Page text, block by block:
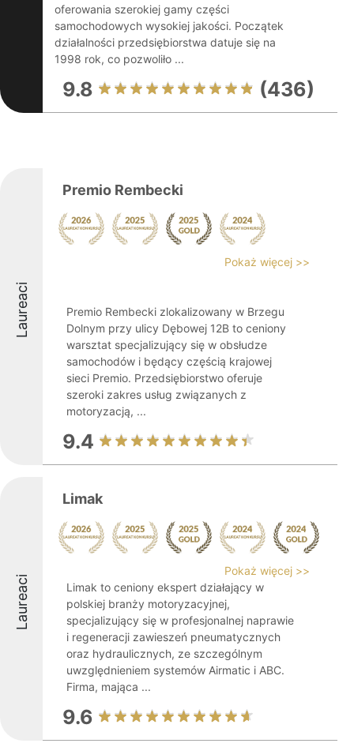
oferowania szerokiej gamy części
samochodowych wysokiej jakości. Początek
działalności przedsiębiorstwa datuje się na
1998 rok, co pozwoliło ...
9.8 (436)
Laureaci
Premio Rembecki
Pokaż więcej >>
Premio Rembecki zlokalizowany w Brzegu
Dolnym przy ulicy Dębowej 12B to ceniony
warsztat specjalizujący się w obsłudze
samochodów i będący częścią krajowej
sieci Premio. Przedsiębiorstwo oferuje
szeroki zakres usług związanych z
motoryzacją, ...
9.4
Laureaci
Limak
Pokaż więcej >>
Limak to ceniony ekspert działający w
polskiej branży motoryzacyjnej,
specjalizujący się w profesjonalnej naprawie
i regeneracji zawieszeń pneumatycznych
oraz hydraulicznych, ze szczególnym
uwzględnieniem systemów Airmatic i ABC.
Firma, mająca ...
9.6